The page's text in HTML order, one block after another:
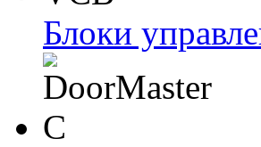
Блоки